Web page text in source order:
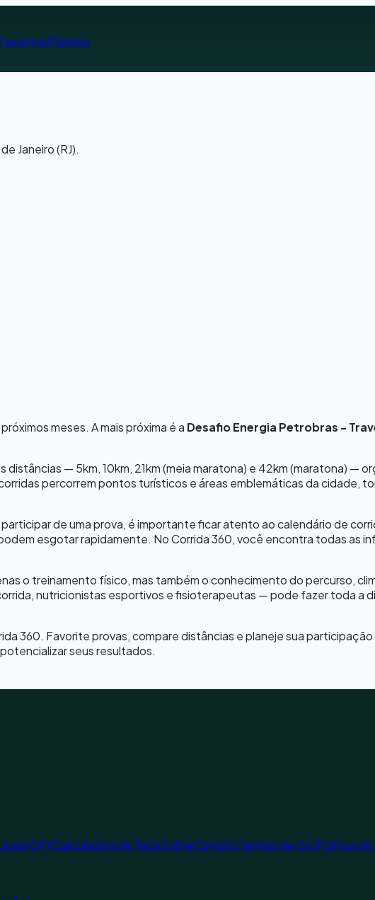
Prêmios
Janeiro (RJ).
meses. A mais próxima é a Desafio Energia Petrobras -
distâncias — 5km, 10km, 21km (meia maratona) e 42km (maratona) —
percorrem pontos turísticos e áreas emblemáticas da cidade,
de uma prova, é importante ficar atento ao calendário de
esgotar rapidamente. No Corrida 360, você encontra todas as
o treinamento físico, mas também o conhecimento do percurso,
nutricionistas esportivos e fisioterapeutas — pode fazer toda a
360. Favorite provas, compare distâncias e planeje sua
seus resultados.
GPXCalculadora de PaceSobreContatoTermos de UsoPolítica de